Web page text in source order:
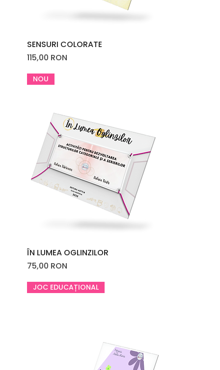
SENSURI COLORATE
Price
115,00 RON
NOU
ÎN LUMEA OGLINZILOR
Price
75,00 RON
JOC EDUCAȚIONAL